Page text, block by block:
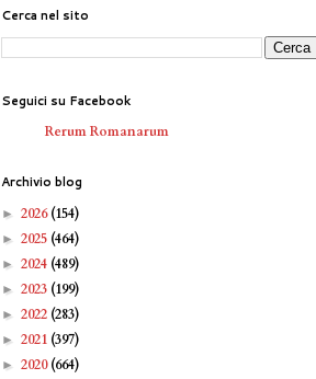
Cerca nel sito
Seguici su Facebook
Rerum Romanarum
Archivio blog
► 2026(154)
► 2025 (464)
► 2024 (489)
► 2023 (199)
► 2022 (283)
► 2021 (397)
► 2020(664)